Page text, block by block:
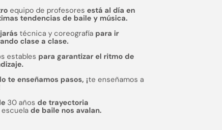
equipo de profesores está al día en
tendencias de baile y música.
técnica y coreografíapara ir
clase a clase.
estables para garantizar el ritmo de
te enseñamos pasos, ¡te enseñamos a
30 años de trayectoria
escuelade baile nos avalan.